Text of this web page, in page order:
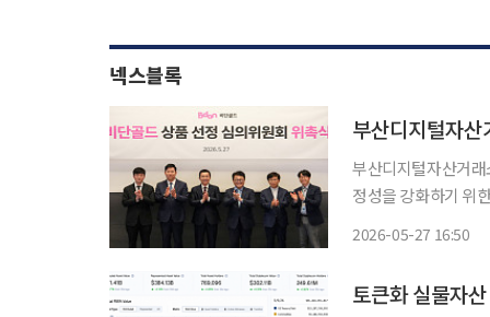
넥스블록
부산디지털자
부산디지털자산거
정성을 강화하기 위한 외부 전문
2026-05-27 16:50
토큰화 실물자